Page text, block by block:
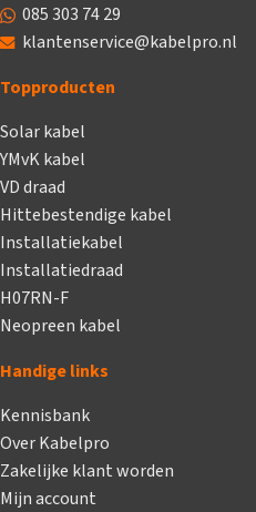
085 303 74 29
klantenservice@kabelpro.nl
Topproducten
Solar kabel
YMvK kabel
VD draad
Hittebestendige kabel
Installatiekabel
Installatiedraad
H07RN-F
Neopreen kabel
Handige links
Kennisbank
Over Kabelpro
Zakelijke klant worden
Mijn account